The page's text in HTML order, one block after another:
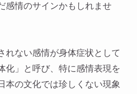
感情のサインかもしれませ
れない感情が身体症状として
化」と呼び、特に感情表現を
本の文化では珍しくない現象